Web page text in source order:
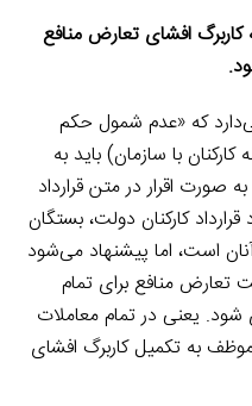
به کاربرگ افشای تعارض منافع
(۶) مقرر می‌دارد که «عدم شمول حکم
با سازمان) باید به
اقرار در متن قرارداد
کارکنان دولت، بستگان
است، اما پیشنهاد می‌شود
تعارض منافع برای تمام
یعنی در تمام معاملات
به تکمیل کاربرگ افشای